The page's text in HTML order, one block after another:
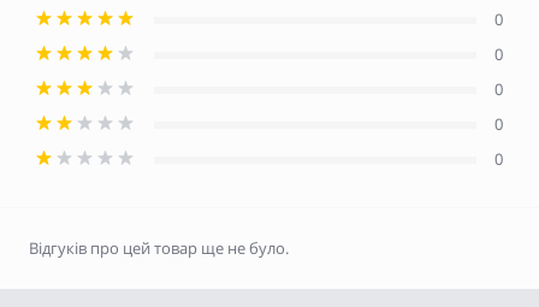
0
0
0
0
0
Відгуків про цей товар ще не було.